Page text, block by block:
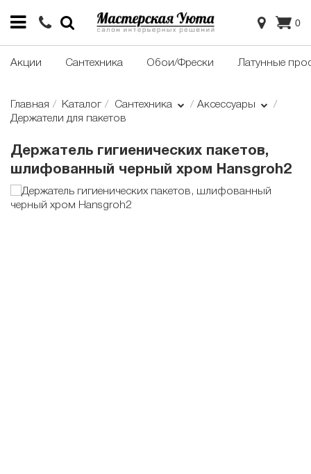
0
Акции Сантехника Обои/Фрески Латунные
Главная Каталог Сантехника
Аксессуары
Держатели для пакетов
Держатель гигиенических пакетов,
шлифованный черный хром Hansgroh2